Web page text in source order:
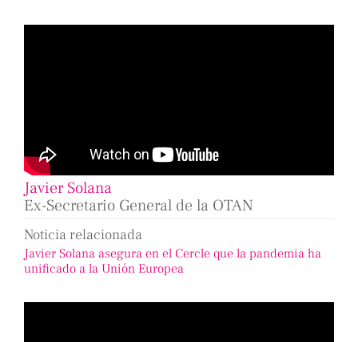
Javier Solana
Ex-Secretario General de la OTAN
Noticia relacionada
Javier Solana asegura en el Cercle que la pandemia ha
unificado a la Unión Europea